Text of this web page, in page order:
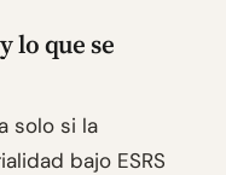
lo que se
solo si la
bajo ESRS